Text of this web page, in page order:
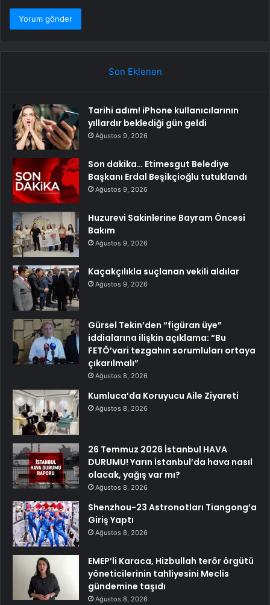
Son Eklenen
Tarihi adım! iPhone kullanıcılarının
yıllardır beklediği gün geldi
Ağustos 9, 2026
Son dakika… Etimesgut Belediye
Başkanı Erdal Beşikçioğlu tutuklandı
Ağustos 9, 2026
Huzurevi Sakinlerine Bayram Öncesi
Bakım
Ağustos 9, 2026
Kaçakçılıkla suçlanan vekili aldılar
Ağustos 9, 2026
Gürsel Tekin’den “figüran üye”
iddialarına ilişkin açıklama: “Bu
FETÖ’vari tezgahın sorumluları ortaya
çıkarılmalı”
Ağustos 8, 2026
Kumluca’da Koruyucu Aile Ziyareti
Ağustos 8, 2026
26 Temmuz 2026 İstanbul HAVA
DURUMU! Yarın İstanbul’da hava nasıl
olacak, yağış var mı?
Ağustos 8, 2026
Shenzhou-23 Astronotları Tiangong’a
Giriş Yaptı
Ağustos 8, 2026
EMEP’li Karaca, Hizbullah terör örgütü
yöneticilerinin tahliyesini Meclis
gündemine taşıdı
Ağustos 8, 2026